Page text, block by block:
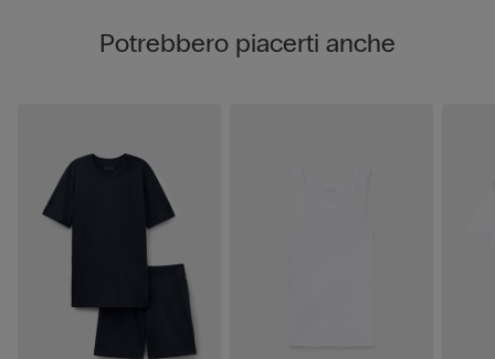
Potrebbero piacerti anche